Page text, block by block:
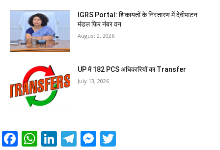
IGRS Portal: शिकायतों के निस्तारण में देवीपाटन
मंडल फिर नंबर वन
August 2, 2026
UP में 182 PCS अधिकारियों का Transfer
July 13, 2026
Facebook
WhatsApp
LinkedIn
Telegram
Messenger